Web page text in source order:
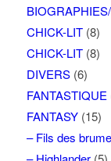
CHICK-LIT(8)
CHICK-LIT(8)
DIVERS(6)
FANTASTIQUE
FANTASY(15)
– Fils des